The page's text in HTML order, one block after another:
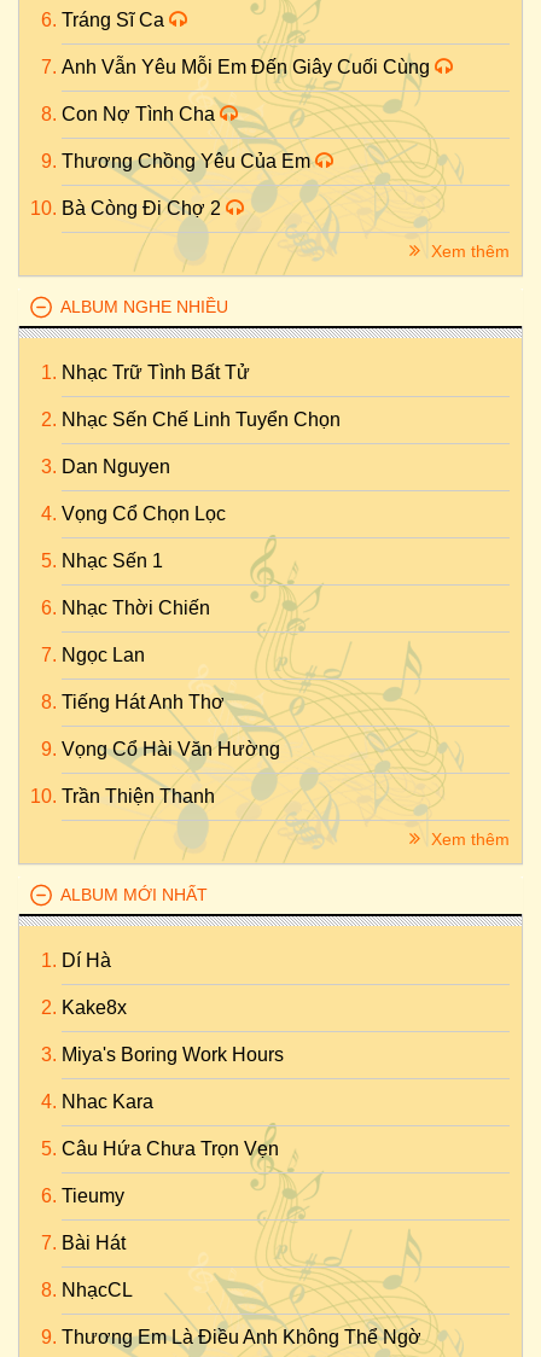
Tráng Sĩ Ca
Anh Vẫn Yêu Mỗi Em Đến Giây Cuối Cùng
Con Nợ Tình Cha
Thương Chồng Yêu Của Em
Bà Còng Đi Chợ 2
Xem thêm
ALBUM NGHE NHIỀU
Nhạc Trữ Tình Bất Tử
Nhạc Sến Chế Linh Tuyển Chọn
Dan Nguyen
Vọng Cổ Chọn Lọc
Nhạc Sến 1
Nhạc Thời Chiến
Ngọc Lan
Tiếng Hát Anh Thơ
Vọng Cổ Hài Văn Hường
Trần Thiện Thanh
Xem thêm
ALBUM MỚI NHẤT
Dí Hà
Kake8x
Miya's Boring Work Hours
Nhac Kara
Câu Hứa Chưa Trọn Vẹn
Tieumy
Bài Hát
NhạcCL
Thương Em Là Điều Anh Không Thể Ngờ